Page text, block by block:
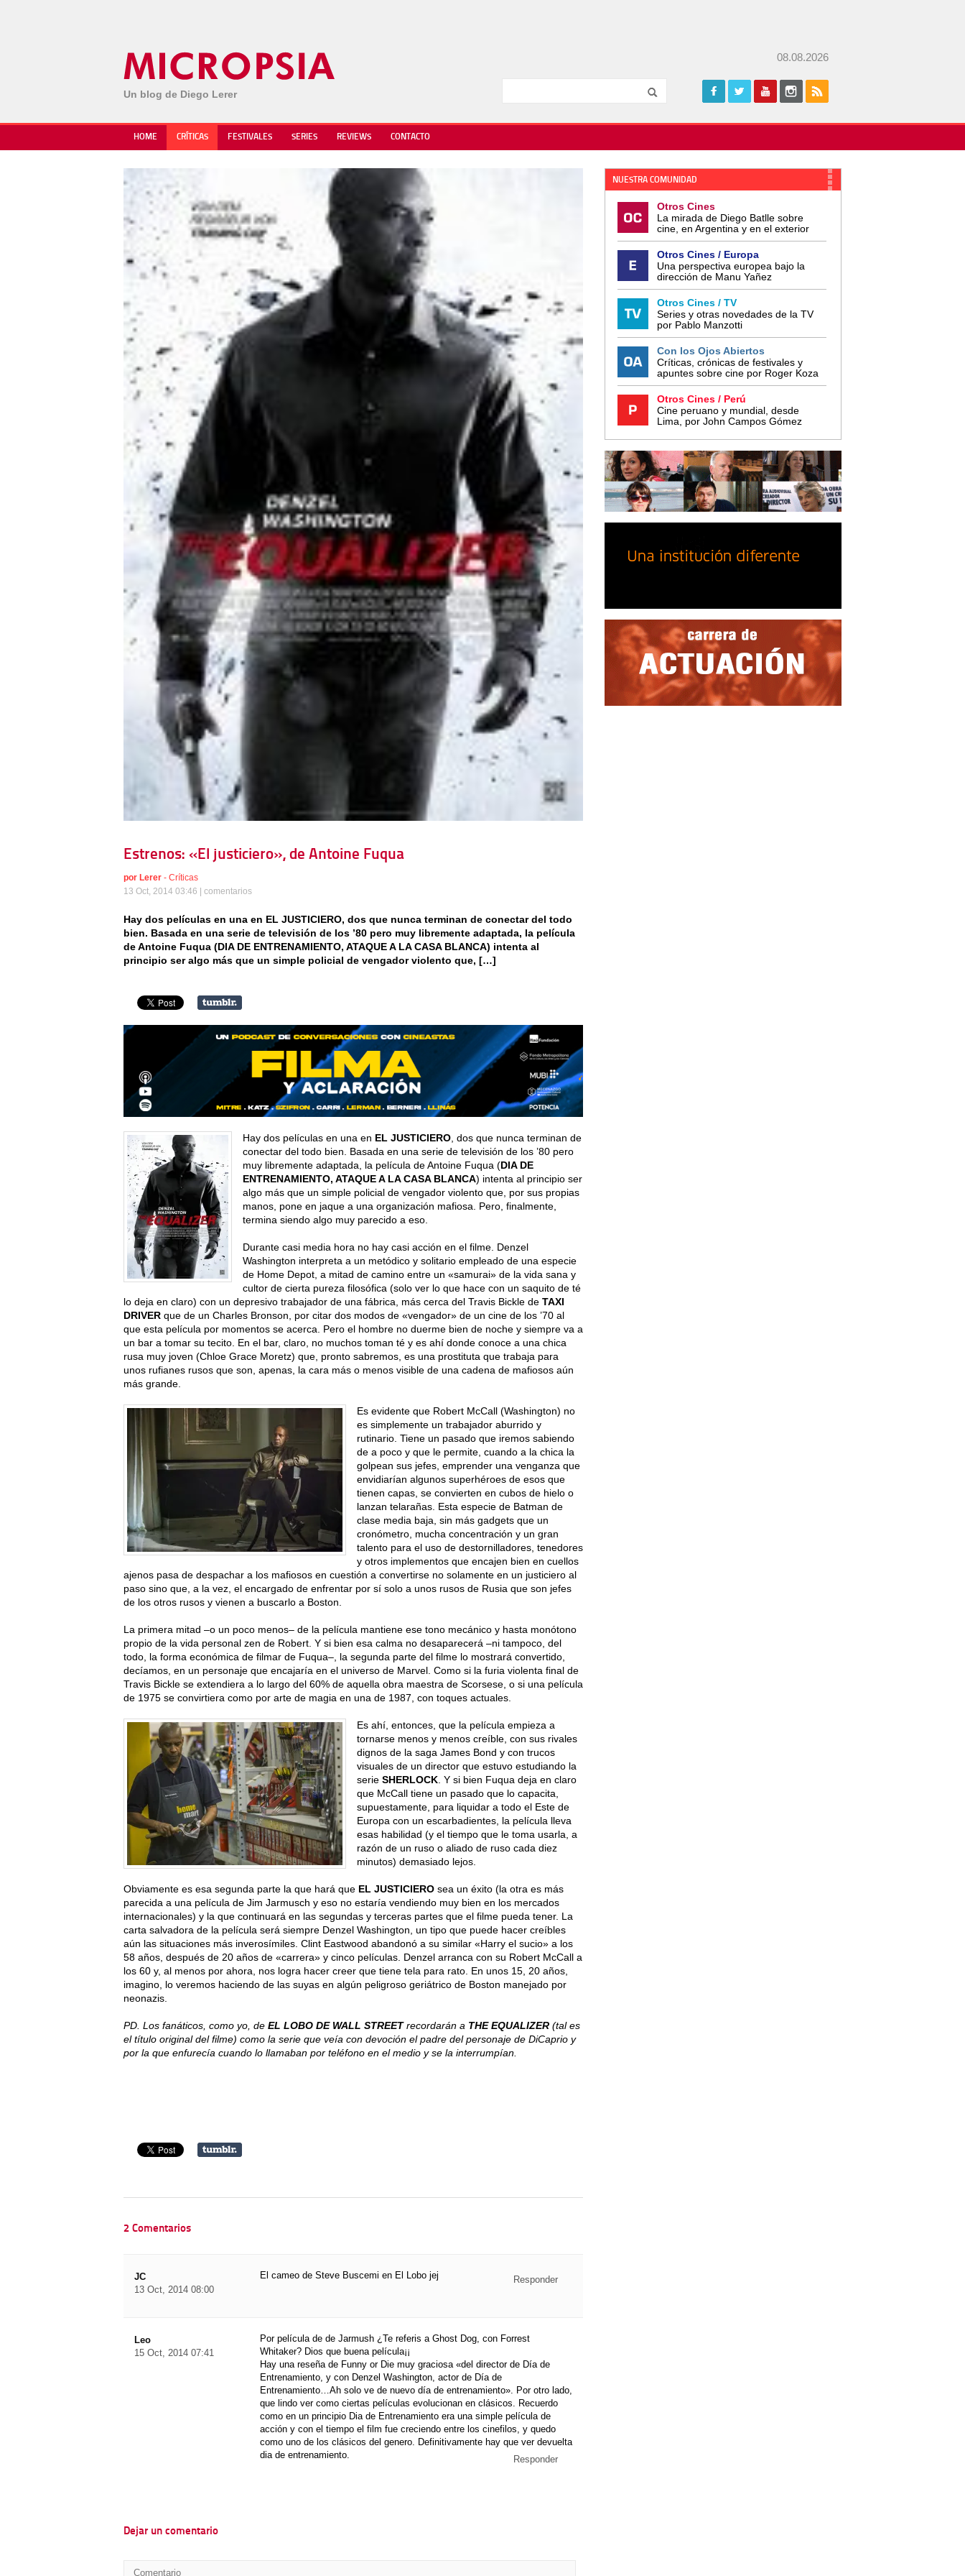
Un blog de Diego Lerer
08.08.2026
HOME CRÍTICAS FESTIVALES SERIES REVIEWS CONTACTO
Estrenos: «El justiciero», de Antoine Fuqua
por Lerer - Críticas
13 Oct, 2014 03:46 | comentarios
Hay dos películas en una en EL JUSTICIERO, dos que nunca terminan de conectar del todo
bien. Basada en una serie de televisión de los ’80 pero muy libremente adaptada, la película
de Antoine Fuqua (DIA DE ENTRENAMIENTO, ATAQUE A LA CASA BLANCA) intenta al
principio ser algo más que un simple policial de vengador violento que, […]
Hay dos películas en una en EL JUSTICIERO , dos que nunca terminan de
conectar del todo bien. Basada en una serie de televisión de los ’80 pero
muy libremente adaptada, la película de Antoine Fuqua (DIA DE
ENTRENAMIENTO, ATAQUE A LA CASA BLANCA) intenta al principio ser
algo más que un simple policial de vengador violento que, por sus propias
manos, pone en jaque a una organización mafiosa. Pero, finalmente,
termina siendo algo muy parecido a eso.
Durante casi media hora no hay casi acción en el filme. Denzel
Washington interpreta a un metódico y solitario empleado de una especie
de Home Depot, a mitad de camino entre un «samurai» de la vida sana y
cultor de cierta pureza filosófica (solo ver lo que hace con un saquito de té
lo deja en claro) con un depresivo trabajador de una fábrica, más cerca del Travis Bickle de TAXI
DRIVER que de un Charles Bronson, por citar dos modos de «vengador» de un cine de los ’70 al
que esta película por momentos se acerca. Pero el hombre no duerme bien de noche y siempre va a
un bar a tomar su tecito. En el bar, claro, no muchos toman té y es ahí donde conoce a una chica
rusa muy joven (Chloe Grace Moretz) que, pronto sabremos, es una prostituta que trabaja para
unos rufianes rusos que son, apenas, la cara más o menos visible de una cadena de mafiosos aún
más grande.
Es evidente que Robert McCall (Washington) no
es simplemente un trabajador aburrido y
rutinario. Tiene un pasado que iremos sabiendo
de a poco y que le permite, cuando a la chica la
golpean sus jefes, emprender una venganza que
envidiarían algunos superhéroes de esos que
tienen capas, se convierten en cubos de hielo o
lanzan telarañas. Esta especie de Batman de
clase media baja, sin más gadgets que un
cronómetro, mucha concentración y un gran
talento para el uso de destornilladores, tenedores
y otros implementos que encajen bien en cuellos
ajenos pasa de despachar a los mafiosos en cuestión a convertirse no solamente en un justiciero al
paso sino que, a la vez, el encargado de enfrentar por sí solo a unos rusos de Rusia que son jefes
de los otros rusos y vienen a buscarlo a Boston.
La primera mitad –o un poco menos– de la película mantiene ese tono mecánico y hasta monótono
propio de la vida personal zen de Robert. Y si bien esa calma no desaparecerá –ni tampoco, del
todo, la forma económica de filmar de Fuqua–, la segunda parte del filme lo mostrará convertido,
decíamos, en un personaje que encajaría en el universo de Marvel. Como si la furia violenta final de
Travis Bickle se extendiera a lo largo del 60% de aquella obra maestra de Scorsese, o si una película
de 1975 se convirtiera como por arte de magia en una de 1987, con toques actuales.
Es ahí, entonces, que la película empieza a
tornarse menos y menos creíble, con sus rivales
dignos de la saga James Bond y con trucos
visuales de un director que estuvo estudiando la
serie SHERLOCK . Y si bien Fuqua deja en claro
que McCall tiene un pasado que lo capacita,
supuestamente, para liquidar a todo el Este de
Europa con un escarbadientes, la película lleva
esas habilidad (y el tiempo que le toma usarla, a
razón de un ruso o aliado de ruso cada diez
minutos) demasiado lejos.
Obviamente es esa segunda parte la que hará que EL JUSTICIERO sea un éxito (la otra es más
parecida a una película de Jim Jarmusch y eso no estaría vendiendo muy bien en los mercados
internacionales) y la que continuará en las segundas y terceras partes que el filme pueda tener. La
carta salvadora de la película será siempre Denzel Washington, un tipo que puede hacer creíbles
aún las situaciones más inverosímiles. Clint Eastwood abandonó a su similar «Harry el sucio» a los
58 años, después de 20 años de «carrera» y cinco películas. Denzel arranca con su Robert McCall a
los 60 y, al menos por ahora, nos logra hacer creer que tiene tela para rato. En unos 15, 20 años,
imagino, lo veremos haciendo de las suyas en algún peligroso geriátrico de Boston manejado por
neonazis.
PD. Los fanáticos, como yo, de EL LOBO DE WALL STREETrecordarán a THE EQUALIZER (tal es
el título original del filme) como la serie que veía con devoción el padre del personaje de DiCaprio y
por la que enfurecía cuando lo llamaban por teléfono en el medio y se la interrumpían.
2 Comentarios
JC
13 Oct, 2014 08:00
El cameo de Steve Buscemi en El Lobo jej Responder
Leo
15 Oct, 2014 07:41
Por película de de Jarmush ¿Te referis a Ghost Dog, con Forrest
Whitaker? Dios que buena película¡¡
Hay una reseña de Funny or Die muy graciosa «del director de Día de
Entrenamiento, y con Denzel Washington, actor de Día de
Entrenamiento…Ah solo ve de nuevo día de entrenamiento». Por otro lado,
que lindo ver como ciertas películas evolucionan en clásicos. Recuerdo
como en un principio Dia de Entrenamiento era una simple película de
acción y con el tiempo el film fue creciendo entre los cinefilos, y quedo
como uno de los clásicos del genero. Definitivamente hay que ver devuelta
dia de entrenamiento.
Responder
Dejar un comentario
NUESTRA COMUNIDAD
Otros Cines
La mirada de Diego Batlle sobre
cine, en Argentina y en el exterior
Otros Cines / Europa
Una perspectiva europea bajo la
dirección de Manu Yañez
Otros Cines / TV
Series y otras novedades de la TV
por Pablo Manzotti
Con los Ojos Abiertos
Críticas, crónicas de festivales y
apuntes sobre cine por Roger Koza
Otros Cines / Perú
Cine peruano y mundial, desde
Lima, por John Campos Gómez